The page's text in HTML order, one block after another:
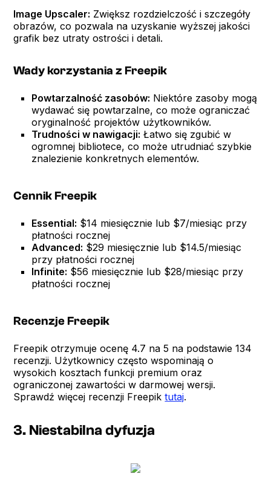
Image Upscaler: Zwiększ rozdzielczość i szczegóły
obrazów, co pozwala na uzyskanie wyższej jakości
grafik bez utraty ostrości i detali.
Wady korzystania z Freepik
Powtarzalność zasobów: Niektóre zasoby mogą
wydawać się powtarzalne, co może ograniczać
oryginalność projektów użytkowników.
Trudności w nawigacji: Łatwo się zgubić w
ogromnej bibliotece, co może utrudniać szybkie
znalezienie konkretnych elementów.
Cennik Freepik
Essential: $14 miesięcznie lub $7/miesiąc przy
płatności rocznej
Advanced: $29 miesięcznie lub $14.5/miesiąc
przy płatności rocznej
Infinite: $56 miesięcznie lub $28/miesiąc przy
płatności rocznej
Recenzje Freepik
Freepik otrzymuje ocenę 4.7 na 5 na podstawie 134
recenzji. Użytkownicy często wspominają o
wysokich kosztach funkcji premium oraz
ograniczonej zawartości w darmowej wersji.
Sprawdź więcej recenzji Freepiktutaj.
3. Niestabilna dyfuzja